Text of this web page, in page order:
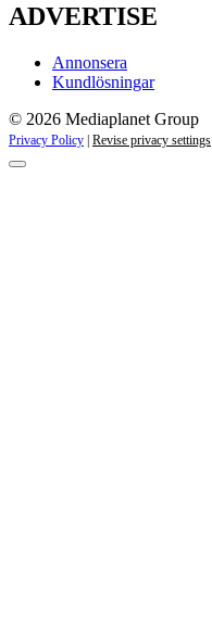
ADVERTISE
Annonsera
Kundlösningar
© 2026 Mediaplanet Group
Privacy Policy | Revise privacy settings